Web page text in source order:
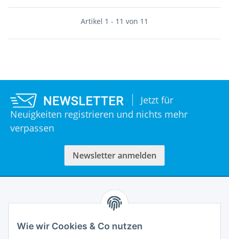
Artikel 1 - 11 von 11
Jetzt für
Neuigkeiten registrieren und nichts mehr
verpassen
Newsletter anmelden
Informationen
Wie wir Cookies & Co nutzen